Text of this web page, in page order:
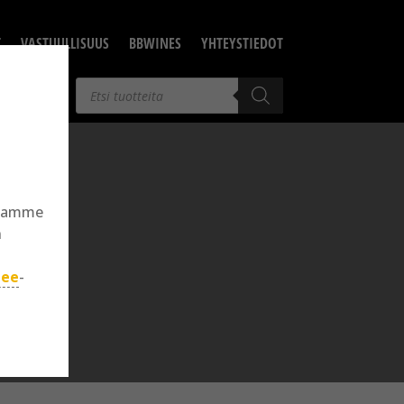
VASTUULLISUUS BBWINES YHTEYSTIEDOT
Products
search
-